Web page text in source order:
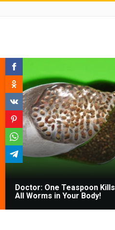
Doctor: One Teaspoon Kills
All Worms in Your Body!